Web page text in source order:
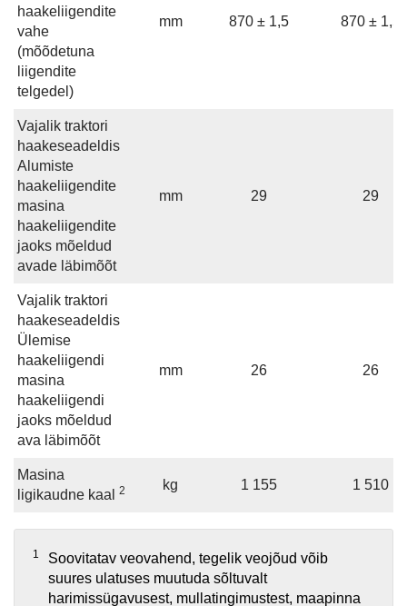
haakeliigendite
vahe
(mõõdetuna
liigendite
telgedel)
mm 870 ± 1,5 870 ± 1,5
Vajalik traktori
haakeseadeldis
Alumiste
haakeliigendite
masina
haakeliigendite
jaoks mõeldud
avade läbimõõt
mm 29 29
Vajalik traktori
haakeseadeldis
Ülemise
haakeliigendi
masina
haakeliigendi
jaoks mõeldud
ava läbimõõt
mm 26 26
Masina
ligikaudne kaal
2 kg 1 155 1 510
1
Soovitatav veovahend, tegelik veojõud võib
suures ulatuses muutuda sõltuvalt
harimissügavusest, mullatingimustest, maapinna